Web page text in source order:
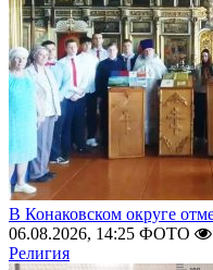
В Конаковском округе
06.08.2026, 14:25 ФОТО
Религия